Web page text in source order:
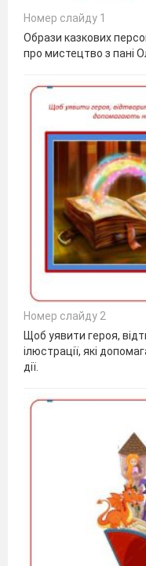
Номер слайду 1
Образи казкових
про мистецтво з пані
Номер слайду 2
Щоб уявити героя,
ілюстрації, які
дії.